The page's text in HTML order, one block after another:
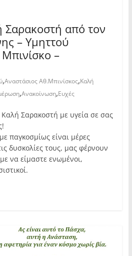
Σαρακοστή από τον
– Υμηττού
–
,Αναστάσιος Αθ.Μπινίσκος,Καλή
,Ανακοίνωση,Ευχές
Σαρακοστή με υγεία σε σας
παγκοσμίως είναι μέρες
δυσκολίες τους, μας φέρνουν
να είμαστε ενωμένοι,